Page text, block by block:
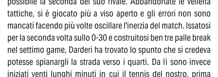
tattiche, si è giocato più a viso aperto e gli errori non sono
mancati facendo più volte oscillare l'inerzia del match. Issatosi
per la seconda volta sullo 0-30 e costruitosi ben tre palle break
nel settimo game, Darderi ha trovato lo spunto che si credeva
potesse spianargli la strada verso i quarti. Da lì sono invece
iniziati venti lunghi minuti in cui il tennis del nostro, prima